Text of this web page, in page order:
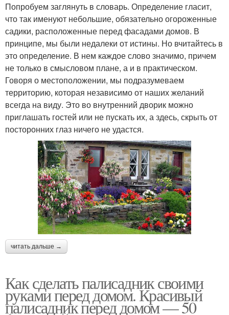
Попробуем заглянуть в словарь. Определение гласит,
что так именуют небольшие, обязательно огороженные
садики, расположенные перед фасадами домов. В
принципе, мы были недалеки от истины. Но вчитайтесь в
это определение. В нем каждое слово значимо, причем
не только в смысловом плане, а и в практическом.
Говоря о местоположении, мы подразумеваем
территорию, которая независимо от наших желаний
всегда на виду. Это во внутренний дворик можно
приглашать гостей или не пускать их, а здесь, скрыть от
посторонних глаз ничего не удастся.
читать дальше →
Как сделать палисадник своими
руками перед домом. Красивый
палисадник перед домом — 50